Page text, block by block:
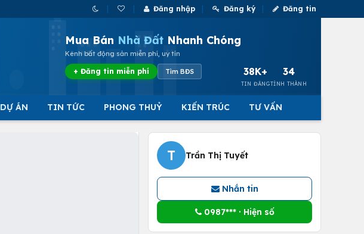
Đăng nhập Đăng ký Đăng tin
Mua Bán Nhà Đất Nhanh Chóng
Kênh bất động sản miễn phí, uy tín
+ Đăng tin miễn phí Tìm BĐS 38K+
TIN ĐĂNG
34
TỈNH THÀNH
DỰ ÁN TIN TỨC PHONG THUỶ KIẾN TRÚC TƯ VẤN
T Trần Thị Tuyết
Nhắn tin
0987*** · Hiện số